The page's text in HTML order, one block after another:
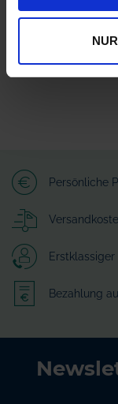
info@lechler.de
Persönliche
Bezahlung